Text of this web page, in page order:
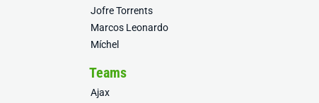
Jofre Torrents
Marcos Leonardo
Míchel
Teams
Ajax